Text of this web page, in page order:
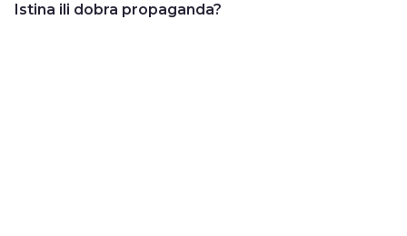
Istina ili dobra propaganda?